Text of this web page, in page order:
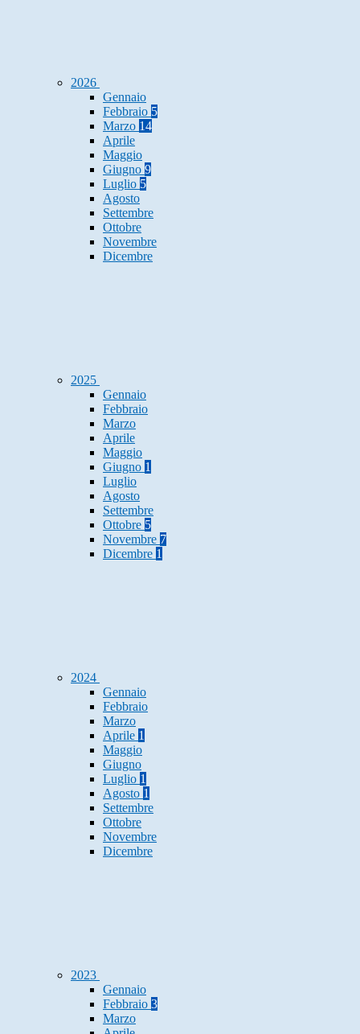
2026
Gennaio
Febbraio 5
Marzo 14
Aprile
Maggio
Giugno 9
Luglio 5
Agosto
Settembre
Ottobre
Novembre
Dicembre
2025
Gennaio
Febbraio
Marzo
Aprile
Maggio
Giugno 1
Luglio
Agosto
Settembre
Ottobre 5
Novembre 7
Dicembre 1
2024
Gennaio
Febbraio
Marzo
Aprile 1
Maggio
Giugno
Luglio 1
Agosto 1
Settembre
Ottobre
Novembre
Dicembre
2023
Gennaio
Febbraio 3
Marzo